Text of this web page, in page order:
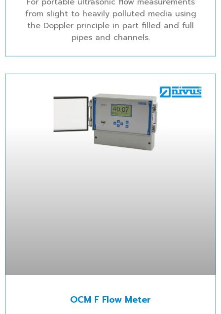
from slight to heavily polluted media using
the Doppler principle in part filled and full
pipes and channels.
OCM F Flow Meter